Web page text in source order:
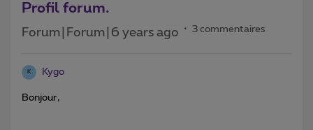
Profil forum.
Forum|Forum|6 years ago 3 commentaires
K Kygo
Bonjour,